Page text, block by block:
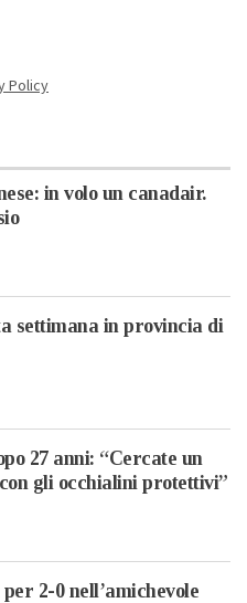
Policy
in volo un canadair.
settimana in provincia di
27 anni: “Cercate un
gli occhialini protettivi”
2-0 nell’amichevole